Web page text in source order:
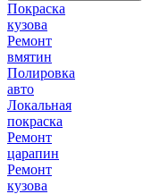
Покраска
кузова
Ремонт
вмятин
Полировка
авто
Локальная
покраска
Ремонт
царапин
Ремонт
кузова